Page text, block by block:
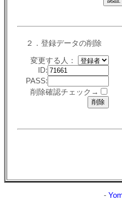
２．登録データの削除
変更する人：
ID:
PASS:
削除確認チェック→
-